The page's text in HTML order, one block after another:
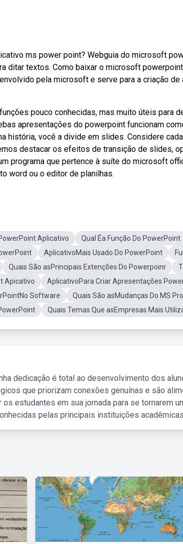
ms power point? Webguia do microsoft
ditar textos. Como baixar o microsoft
pela microsoft e serve para a criação
pouco conhecidas, mas muito úteis para
apresentações do powerpoint funcionam
história, você a divide em slides. Considere
destacar os efeitos de transição de slides,
programa que pertence à suíte do microsoft
word ou o editor de planilhas.
Aplicativo Qual Éa Função Do PowerPoint
AplicativoMais Usado Do PowerPoint
Quais São asPrincipais Extenções Do Powerpoinr
Apicativo
AplicativoPara Criar Apresentações
Software
Quais São asMudanças Do MS
Quais Temas Que asEmpresas Mais
dedicação é total ao desenvolvimento dos
que priorizam conexões genuínas e são
estudantes em sua jornada para se tornarem
pelas principais instituições